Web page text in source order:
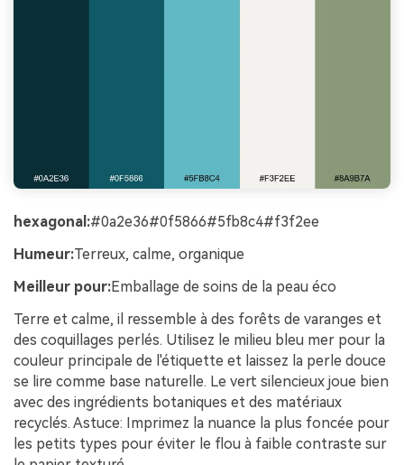
hexagonal:#0a2e36#0f5866#5fb8c4#f3f2ee
Humeur:Terreux, calme, organique
Meilleur pour:Emballage de soins de la peau éco
Terre et calme, il ressemble à des forêts de varanges et
des coquillages perlés. Utilisez le milieu bleu mer pour la
couleur principale de l'étiquette et laissez la perle douce
se lire comme base naturelle. Le vert silencieux joue bien
avec des ingrédients botaniques et des matériaux
recyclés. Astuce: Imprimez la nuance la plus foncée pour
les petits types pour éviter le flou à faible contraste sur